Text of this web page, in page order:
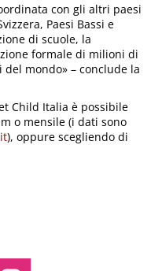
con gli altri paesi
Paesi Bassi e
di scuole, la
formale di milioni di
mondo» – conclude la
Child Italia è possibile
o mensile (i dati sono
), oppure scegliendo di